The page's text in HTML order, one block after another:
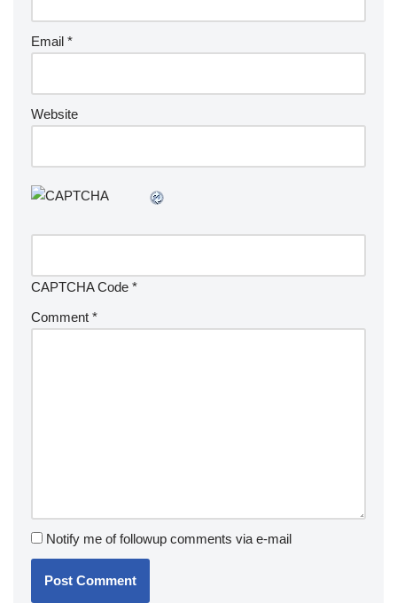
Email *
Website
CAPTCHA Code *
Comment *
Notify me of followup comments via e-mail